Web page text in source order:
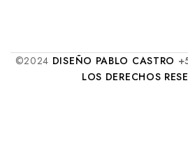
©2024 DISEÑO PABLO CASTRO
LOS DERECHOS